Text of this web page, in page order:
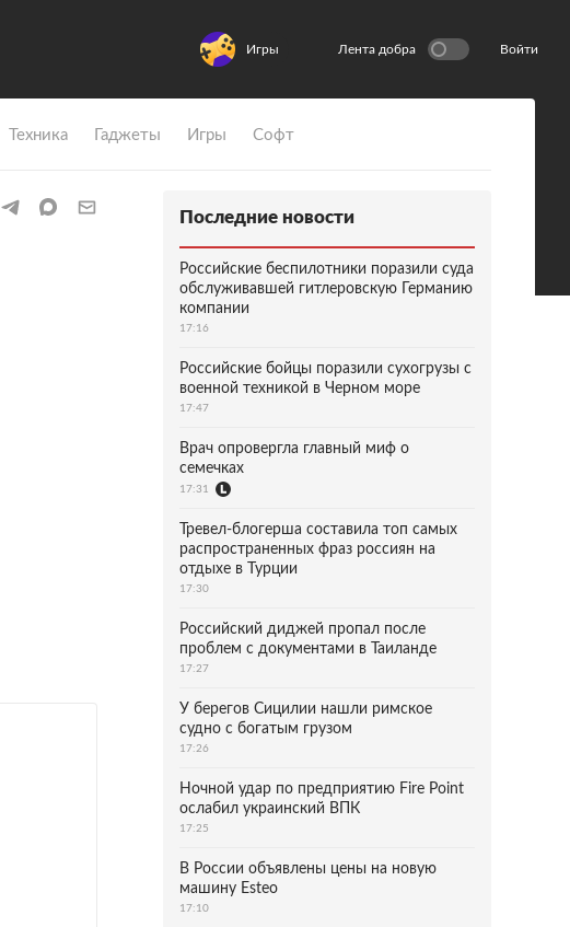
Игры Лента добра Войти
Техника Гаджеты Игры Софт
Последние новости
Российские беспилотники поразили суда
обслуживавшей гитлеровскую Германию
компании
17:16
Российские бойцы поразили сухогрузы с
военной техникой в Черном море
17:47
Врач опровергла главный миф о
семечках
17:31
Тревел-блогерша составила топ самых
распространенных фраз россиян на
отдыхе в Турции
17:30
Российский диджей пропал после
проблем с документами в Таиланде
17:27
У берегов Сицилии нашли римское
судно с богатым грузом
17:26
Ночной удар по предприятию Fire Point
ослабил украинский ВПК
17:25
В России объявлены цены на новую
машину Esteo
17:10